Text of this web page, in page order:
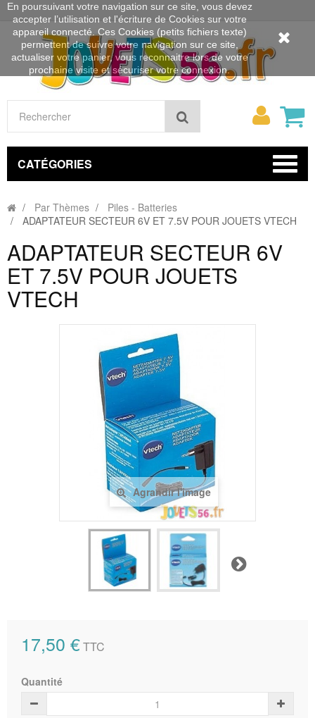
Rechercher
Mon
CATÉGORIES
Par Thèmes
Piles - Batteries
ADAPTATEUR SECTEUR 6V ET 7.5V POUR JOUETS VTECH
ADAPTATEUR SECTEUR 6V
ET 7.5V POUR JOUETS
VTECH
Agrandir l'image
Suivant
17,50 €TTC
Quantité
En poursuivant votre navigation sur ce site, vous devez
accepter l’utilisation et l'écriture de Cookies sur votre
appareil connecté. Ces Cookies (petits fichiers texte)
permettent de suivre votre navigation sur ce site,
actualiser votre panier, vous reconnaitre lors de votre
prochaine visite et sécuriser votre connexion.